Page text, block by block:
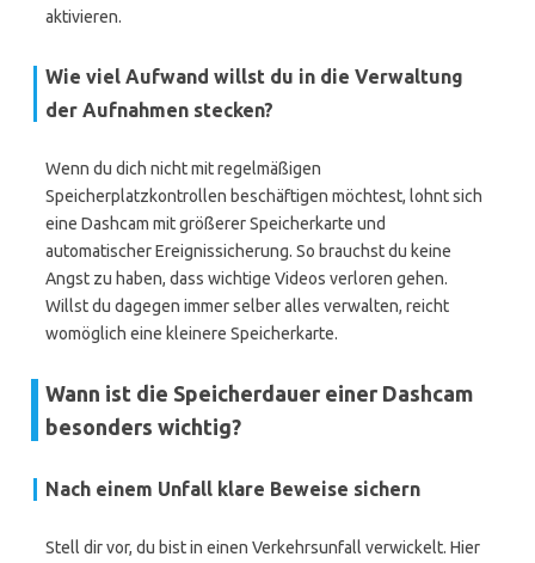
aktivieren.
Wie viel Aufwand willst du in die Verwaltung
der Aufnahmen stecken?
Wenn du dich nicht mit regelmäßigen
Speicherplatzkontrollen beschäftigen möchtest, lohnt sich
eine Dashcam mit größerer Speicherkarte und
automatischer Ereignissicherung. So brauchst du keine
Angst zu haben, dass wichtige Videos verloren gehen.
Willst du dagegen immer selber alles verwalten, reicht
womöglich eine kleinere Speicherkarte.
Wann ist die Speicherdauer einer Dashcam
besonders wichtig?
Nach einem Unfall klare Beweise sichern
Stell dir vor, du bist in einen Verkehrsunfall verwickelt. Hier